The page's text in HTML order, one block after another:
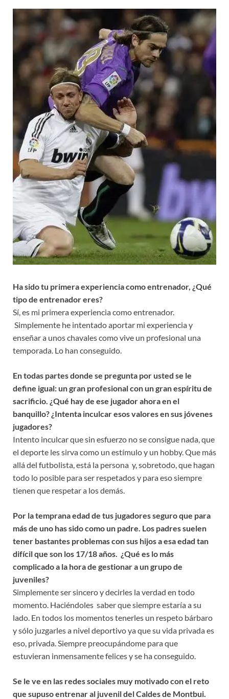
Ha sido tu primera experiencia como entrenador, ¿Qué
tipo de entrenador eres?
Sí, es mi primera experiencia como entrenador.
Simplemente he intentado aportar mi experiencia y
enseñar a unos chavales como vive un profesional una
temporada. Lo han conseguido.
En todas partes donde se pregunta por usted se le
define igual: un gran profesional con un gran espíritu de
sacrificio. ¿Qué hay de ese jugador ahora en el
banquillo? ¿Intenta inculcar esos valores en sus jóvenes
jugadores?
Intento inculcar que sin esfuerzo no se consigue nada, que
el deporte les sirva como un estímulo y un hobby. Que más
allá del futbolista, está la persona y, sobretodo, que hagan
todo lo posible para ser respetados y para eso siempre
tienen que respetar a los demás.
Por la temprana edad de tus jugadores seguro que para
más de uno has sido como un padre. Los padres suelen
tener bastantes problemas con sus hijos a esa edad tan
difícil que son los 17/18 años. ¿Qué es lo más
complicado a la hora de gestionar a un grupo de
juveniles?
Simplemente ser sincero y decirles la verdad en todo
momento. Haciéndoles saber que siempre estaría a su
lado. En todos los momentos tenerles un respeto bárbaro
y sólo juzgarles a nivel deportivo ya que su vida privada es
eso, privada. Siempre preocupándome para que
estuvieran inmensamente felices y se ha conseguido.
Se le ve en las redes sociales muy motivado con el reto
que supuso entrenar al juvenil del Caldes de Montbui.